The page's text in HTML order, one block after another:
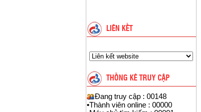
LIÊN KẾT
THỐNG KÊ TRUY CẬP
Đang truy cập : 00148
•Thành viên online : 00000